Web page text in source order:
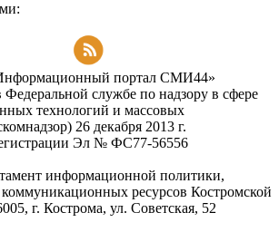
портал СМИ44»
Федеральной службе по надзору в сфере
технологий и массовых
26 декабря 2013 г.
Эл № ФC77-56556
информационной политики,
коммуникационных ресурсов Костромской
г. Кострома, ул. Советская, 52